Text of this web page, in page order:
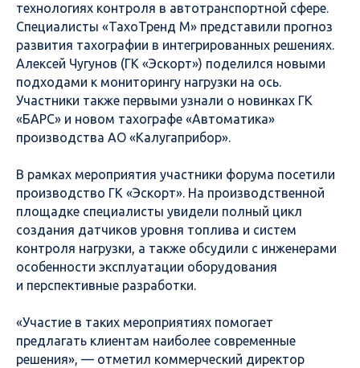
технологиях контроля в автотранспортной сфере.
Специалисты «ТахоТренд М» представили прогноз
развития тахографии в интегрированных решениях.
Алексей Чугунов (ГК «Эскорт») поделился новыми
подходами к мониторингу нагрузки на ось.
Участники также первыми узнали о новинках ГК
«БАРС» и новом тахографе «Автоматика»
производства АО «Калугаприбор».
В рамках мероприятия участники форума посетили
производство ГК «Эскорт». На производственной
площадке специалисты увидели полный цикл
создания датчиков уровня топлива и систем
контроля нагрузки, а также обсудили с инженерами
особенности эксплуатации оборудования
и перспективные разработки.
«Участие в таких мероприятиях помогает
предлагать клиентам наиболее современные
решения», — отметил коммерческий директор